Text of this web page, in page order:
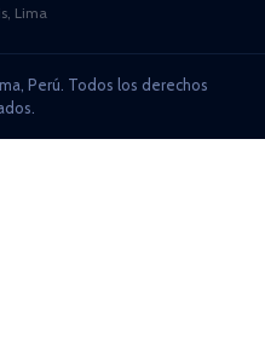
Lima
Perú. Todos los derechos